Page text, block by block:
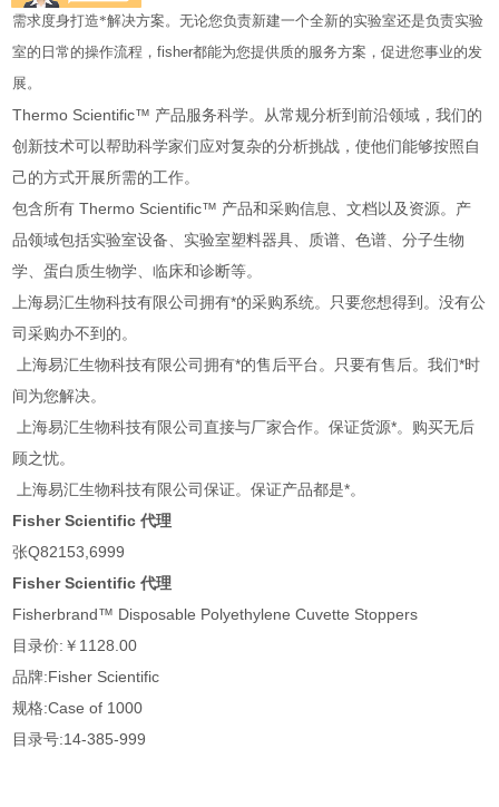
需求度身打造*解决方案。无论您负责新建一个全新的实验室还是负责实验
室的日常的操作流程，fisher都能为您提供质的服务方案，促进您事业的发
展。
Thermo Scientific™ 产品服务科学。从常规分析到前沿领域，我们的
创新技术可以帮助科学家们应对复杂的分析挑战，使他们能够按照自
己的方式开展所需的工作。
包含所有 Thermo Scientific™ 产品和采购信息、文档以及资源。产
品领域包括实验室设备、实验室塑料器具、质谱、色谱、分子生物
学、蛋白质生物学、临床和诊断等。
上海易汇生物科技有限公司拥有*的采购系统。只要您想得到。没有公
司采购办不到的。
上海易汇生物科技有限公司拥有*的售后平台。只要有售后。我们*时
间为您解决。
上海易汇生物科技有限公司直接与厂家合作。保证货源*。购买无后
顾之忧。
上海易汇生物科技有限公司保证。保证产品都是*。
Fisher Scientific 代理
张Q82153,6999
Fisher Scientific 代理
Fisherbrand™ Disposable Polyethylene Cuvette Stoppers
目录价:￥1128.00
品牌:Fisher Scientific
规格:Case of 1000
目录号:14-385-999